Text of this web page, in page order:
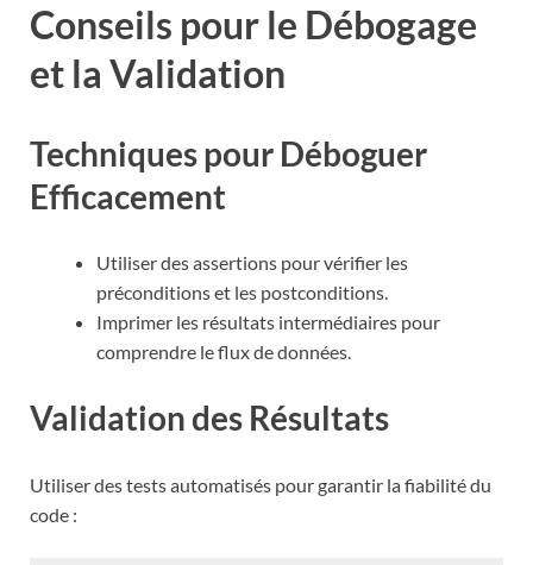
Conseils pour le Débogage
et la Validation
Techniques pour Déboguer
Efficacement
Utiliser des assertions pour vérifier les
préconditions et les postconditions.
Imprimer les résultats intermédiaires pour
comprendre le flux de données.
Validation des Résultats
Utiliser des tests automatisés pour garantir la fiabilité du
code :